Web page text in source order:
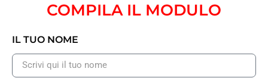
COMPILA IL MODULO
IL TUO NOME